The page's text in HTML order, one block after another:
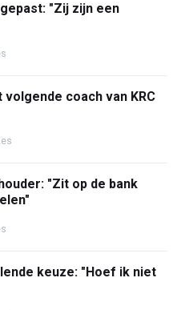
"Zij zijn een
coach van KRC
"Zit op de bank
keuze: "Hoef ik niet